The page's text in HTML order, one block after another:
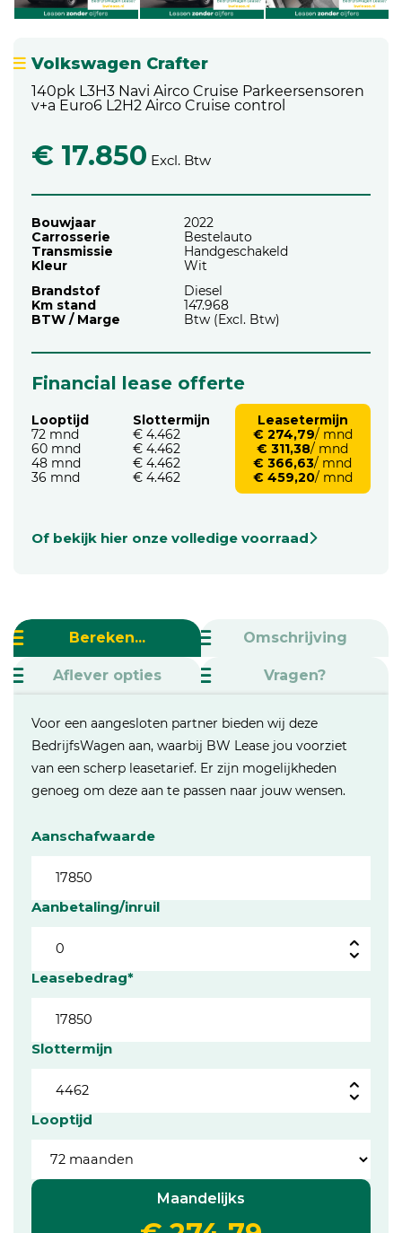
Volkswagen Crafter
140pk L3H3 Navi Airco Cruise Parkeersensoren
v+a Euro6 L2H2 Airco Cruise control
€ 17.850 Excl. Btw
Bouwjaar
2022
Carrosserie
Bestelauto
Transmissie
Handgeschakeld
Kleur
Wit
Brandstof
Diesel
Km stand
147.968
BTW / Marge
Btw (Excl. Btw)
Financial lease offerte
Looptijd
72 mnd
60 mnd
48 mnd
36 mnd
Slottermijn
€ 4.462
€ 4.462
€ 4.462
€ 4.462
Leasetermijn
€ 274,79/ mnd
€ 311,38/ mnd
€ 366,63/ mnd
€ 459,20/ mnd
Of bekijk hier onze volledige voorraad
Bereken... Omschrijving
Aflever opties Vragen?
Voor een aangesloten partner bieden wij deze
BedrijfsWagen aan, waarbij BW Lease jou voorziet
van een scherp leasetarief. Er zijn mogelijkheden
genoeg om deze aan te passen naar jouw wensen.
Aanschafwaarde
Aanbetaling/inruil
Leasebedrag*
Slottermijn
Looptijd
Maandelijks